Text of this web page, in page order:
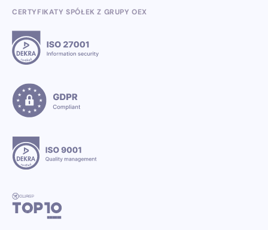
CERTYFIKATY SPÓŁEK Z GRUPY OEX